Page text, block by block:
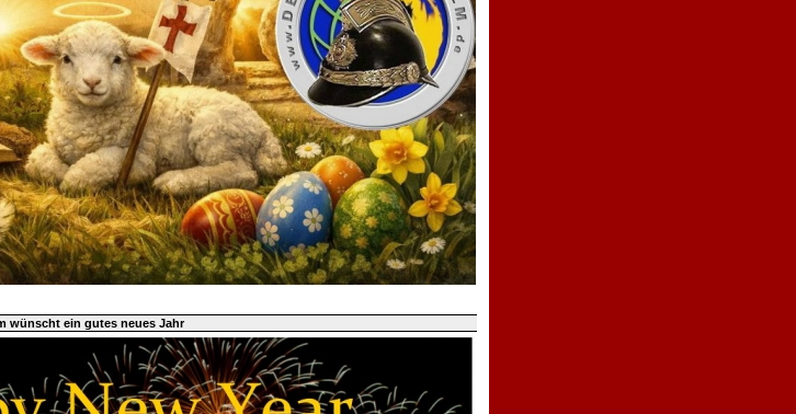
wünscht ein gutes neues Jahr